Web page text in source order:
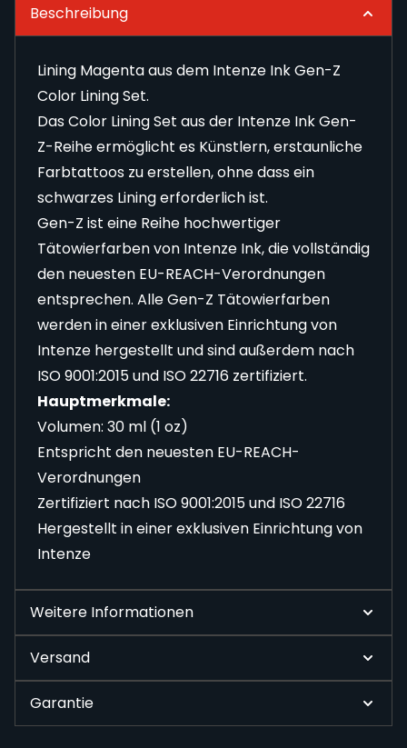
Beschreibung
Lining Magenta aus dem Intenze Ink Gen-Z
Color Lining Set.
Das Color Lining Set aus der Intenze Ink Gen-
Z-Reihe ermöglicht es Künstlern, erstaunliche
Farbtattoos zu erstellen, ohne dass ein
schwarzes Lining erforderlich ist.
Gen-Z ist eine Reihe hochwertiger
Tätowierfarben von Intenze Ink, die vollständig
den neuesten EU-REACH-Verordnungen
entsprechen. Alle Gen-Z Tätowierfarben
werden in einer exklusiven Einrichtung von
Intenze hergestellt und sind außerdem nach
ISO 9001:2015 und ISO 22716 zertifiziert.
Hauptmerkmale:
Volumen: 30 ml (1 oz)
Entspricht den neuesten EU-REACH-
Verordnungen
Zertifiziert nach ISO 9001:2015 und ISO 22716
Hergestellt in einer exklusiven Einrichtung von
Intenze
Weitere Informationen
Versand
Garantie